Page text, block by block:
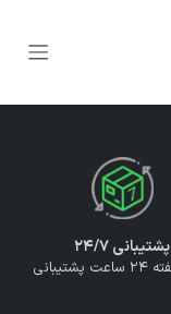
پشتیبانی ۲۴/۷